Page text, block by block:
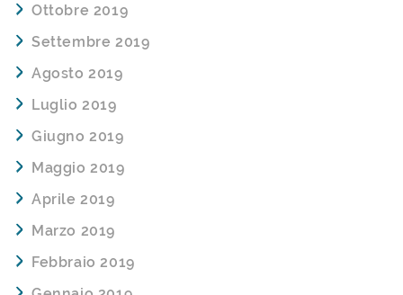
Ottobre 2019
Settembre 2019
Agosto 2019
Luglio 2019
Giugno 2019
Maggio 2019
Aprile 2019
Marzo 2019
Febbraio 2019